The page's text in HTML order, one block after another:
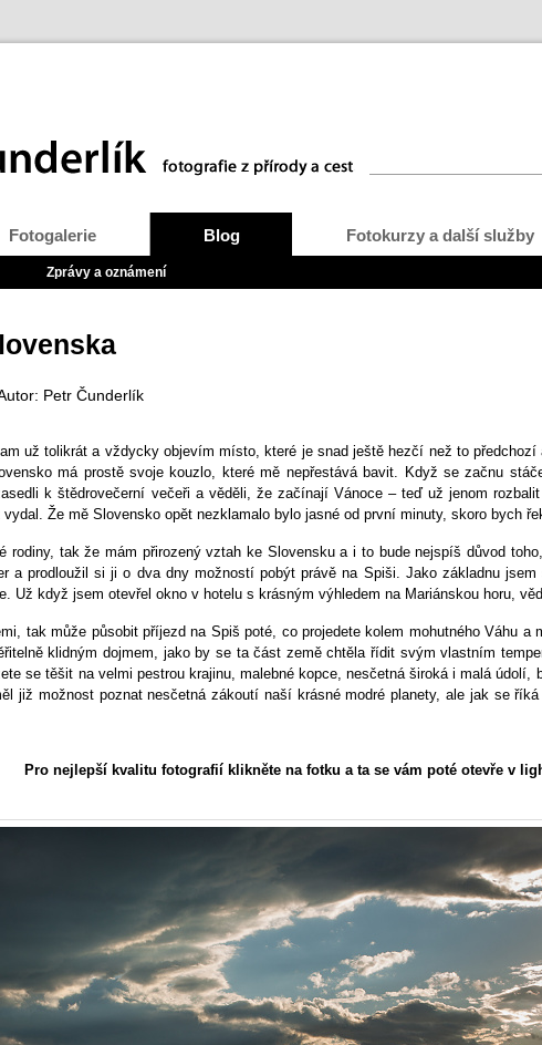
Fotogalerie Blog Fotokurzy a další služby
Zprávy a oznámení
Petr Čunderlík
už tolikrát a vždycky objevím místo, které je snad ještě hezčí než to
má prostě svoje kouzlo, které mě nepřestává bavit. Když se začnu
k štědrovečerní večeři a věděli, že začínají Vánoce – teď už jenom rozbalit
Že mě Slovensko opět nezklamalo bylo jasné od první minuty, skoro bych
rodiny, tak že mám přirozený vztah ke Slovensku a i to bude nejspíš důvod
a prodloužil si ji o dva dny možností pobýt právě na Spiši. Jako základnu
Už když jsem otevřel okno v hotelu s krásným výhledem na Mariánskou horu,
tak může působit příjezd na Spiš poté, co projedete kolem mohutného Váhu a
klidným dojmem, jako by se ta část země chtěla řídit svým vlastním
se těšit na velmi pestrou krajinu, malebné kopce, nesčetná široká i malá údolí,
již možnost poznat nesčetná zákoutí naší krásné modré planety, ale jak se
Pro nejlepší kvalitu fotografií klikněte na fotku a ta se vám poté otevře v